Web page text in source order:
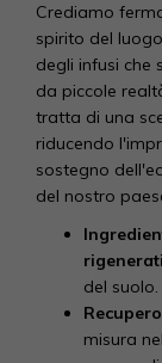
Crediamo
spirito del
degli infusi che
da piccole
tratta di una
riducendo
sostegno
del nostro
del suolo.
misura